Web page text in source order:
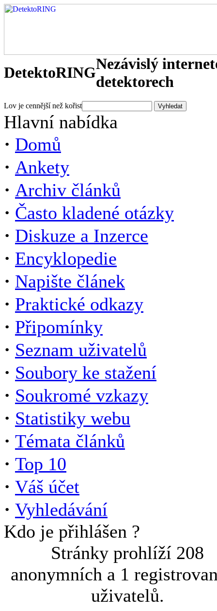
DetektoRINGNezávislý
detektorech
Lov je cennější než kořist
Hlavní nabídka
· Domů
· Ankety
· Archiv článků
· Často kladené otázky
· Diskuze a Inzerce
· Encyklopedie
· Napište článek
· Praktické odkazy
· Připomínky
· Seznam uživatelů
· Soubory ke stažení
· Soukromé vzkazy
· Statistiky webu
· Témata článků
· Top 10
· Váš účet
· Vyhledávání
Kdo je přihlášen ?
Stránky prohlíží 208
anonymních a 1
uživatelů.